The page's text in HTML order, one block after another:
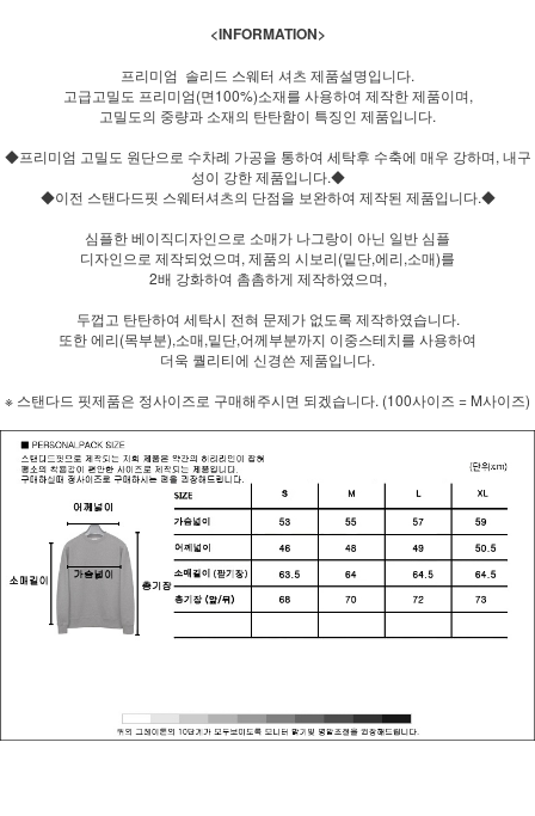
<INFORMATION>
프리미엄 솔리드 스웨터 셔츠 제품설명입니다.
고급고밀도 프리미엄(면100%)소재를 사용하여 제작한 제품이며,
고밀도의 중량과 소재의 탄탄함이 특징인 제품입니다.
◆프리미엄 고밀도 원단으로 수차례 가공을 통하여 세탁후 수축에 매우 강하며, 내구
성이 강한 제품입니다.◆
◆이전 스탠다드핏 스웨터셔츠의 단점을 보완하여 제작된 제품입니다.◆
심플한 베이직디자인으로 소매가 나그랑이 아닌 일반 심플
디자인으로 제작되었으며, 제품의 시보리(밑단,에리,소매)를
2배 강화하여 촘촘하게 제작하였으며,
두껍고 탄탄하여 세탁시 전혀 문제가 없도록 제작하였습니다.
또한 에리(목부분),소매,밑단,어께부분까지 이중스테치를 사용하여
더욱 퀄리티에 신경쓴 제품입니다.
※ 스탠다드 핏제품은 정사이즈로 구매해주시면 되겠습니다. (100사이즈 = M사이즈)